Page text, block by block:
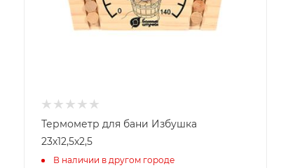
Термометр для бани Избушка
23х12,5х2,5
В наличии в другом городе